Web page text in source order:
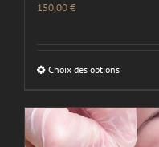
150,00€
Choix des options